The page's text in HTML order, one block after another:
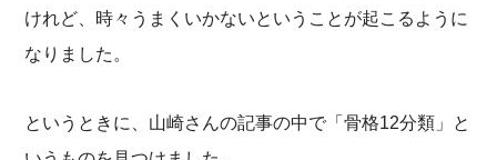
けれど、時々うまくいかないということが起こるように
なりました。
というときに、山崎さんの記事の中で「骨格12分類」と